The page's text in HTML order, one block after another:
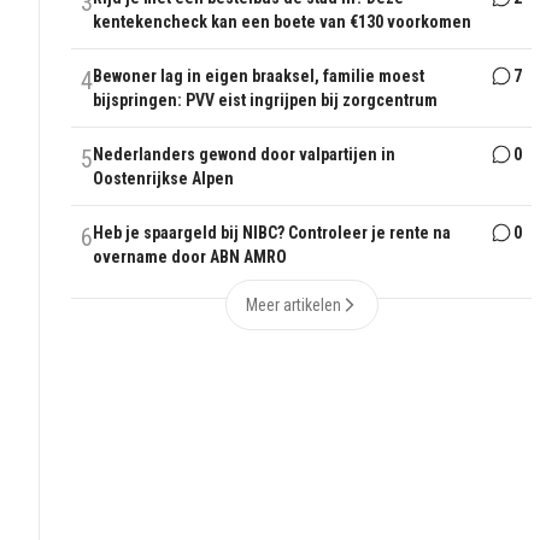
kentekencheck kan een boete van €130 voorkomen
4Bewoner lag in eigen braaksel, familie moest
bijspringen: PVV eist ingrijpen bij zorgcentrum
7
5 Nederlanders gewond door valpartijen in
Oostenrijkse Alpen
0
6 Heb je spaargeld bij NIBC? Controleer je rente na
overname door ABN AMRO
0
Meer artikelen